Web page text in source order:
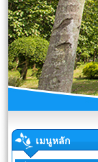
เมนูหลัก